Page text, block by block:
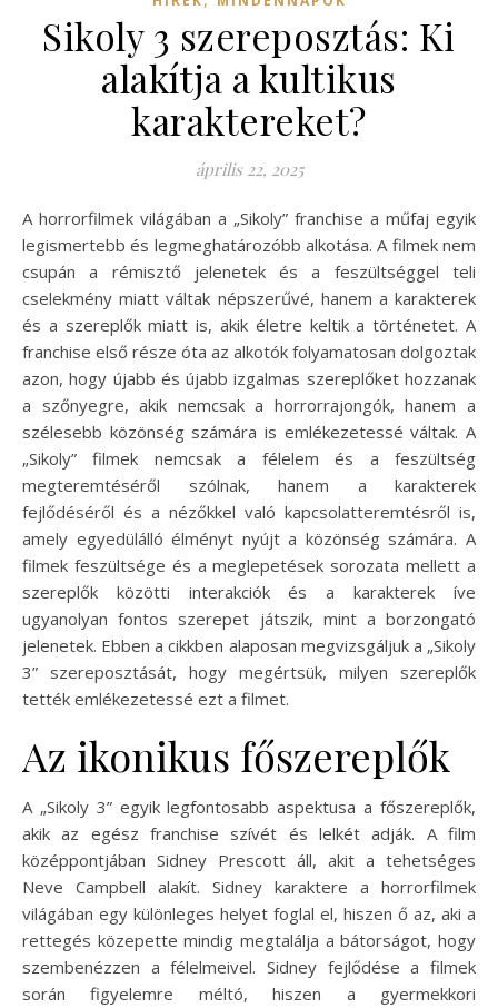
Sikoly 3 szereposztás: Ki
alakítja a kultikus
karaktereket?
április 22, 2025
A horrorfilmek világában a „Sikoly” franchise a műfaj egyik
legismertebb és legmeghatározóbb alkotása. A filmek nem
csupán a rémisztő jelenetek és a feszültséggel teli
cselekmény miatt váltak népszerűvé, hanem a karakterek
és a szereplők miatt is, akik életre keltik a történetet. A
franchise első része óta az alkotók folyamatosan dolgoztak
azon, hogy újabb és újabb izgalmas szereplőket hozzanak
a szőnyegre, akik nemcsak a horrorrajongók, hanem a
szélesebb közönség számára is emlékezetessé váltak. A
„Sikoly” filmek nemcsak a félelem és a feszültség
megteremtéséről szólnak, hanem a karakterek
fejlődéséről és a nézőkkel való kapcsolatteremtésről is,
amely egyedülálló élményt nyújt a közönség számára. A
filmek feszültsége és a meglepetések sorozata mellett a
szereplők közötti interakciók és a karakterek íve
ugyanolyan fontos szerepet játszik, mint a borzongató
jelenetek. Ebben a cikkben alaposan megvizsgáljuk a „Sikoly
3” szereposztását, hogy megértsük, milyen szereplők
tették emlékezetessé ezt a filmet.
Az ikonikus főszereplők
A „Sikoly 3” egyik legfontosabb aspektusa a főszereplők,
akik az egész franchise szívét és lelkét adják. A film
középpontjában Sidney Prescott áll, akit a tehetséges
Neve Campbell alakít. Sidney karaktere a horrorfilmek
világában egy különleges helyet foglal el, hiszen ő az, aki a
rettegés közepette mindig megtalálja a bátorságot, hogy
szembenézzen a félelmeivel. Sidney fejlődése a filmek
során figyelemre méltó, hiszen a gyermekkori